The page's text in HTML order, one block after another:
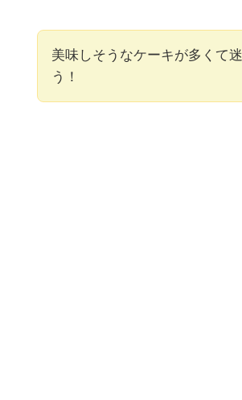
美味しそうなケーキが多くて迷
う！